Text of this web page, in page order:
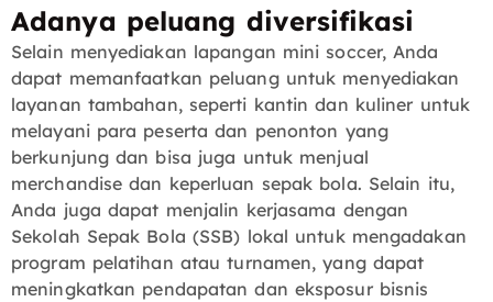
Adanya peluang diversifikasi
Selain menyediakan lapangan mini soccer, Anda
dapat memanfaatkan peluang untuk menyediakan
layanan tambahan, seperti kantin dan kuliner untuk
melayani para peserta dan penonton yang
berkunjung dan bisa juga untuk menjual
merchandise dan keperluan sepak bola. Selain itu,
Anda juga dapat menjalin kerjasama dengan
Sekolah Sepak Bola (SSB) lokal untuk mengadakan
program pelatihan atau turnamen, yang dapat
meningkatkan pendapatan dan eksposur bisnis